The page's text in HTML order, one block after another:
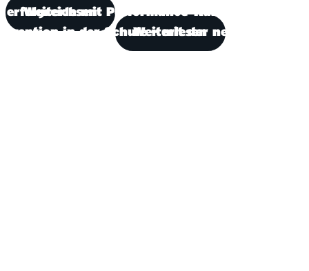
Weiterlesenmit Performance-Kampagne
Weiterlesen
in der Schule – mit der neuen